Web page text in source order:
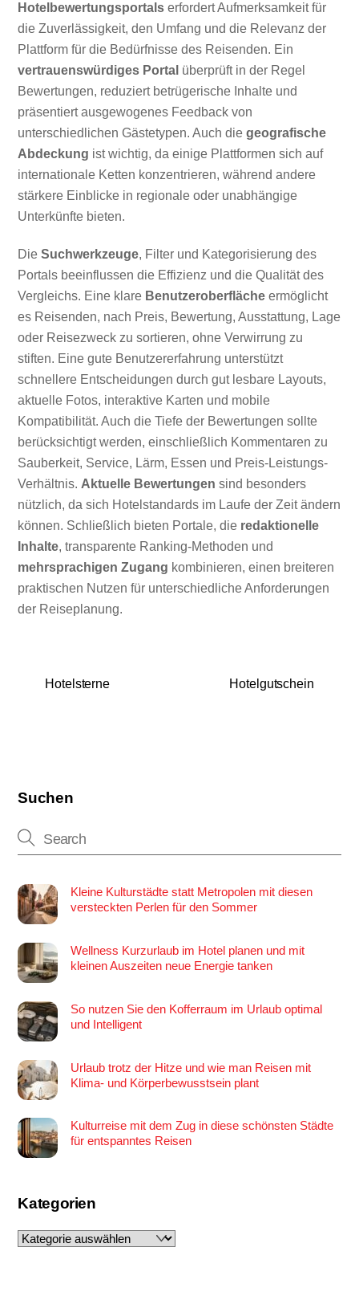
Hotelbewertungsportals erfordert Aufmerksamkeit für
die Zuverlässigkeit, den Umfang und die Relevanz der
Plattform für die Bedürfnisse des Reisenden. Ein
vertrauenswürdiges Portal überprüft in der Regel
Bewertungen, reduziert betrügerische Inhalte und
präsentiert ausgewogenes Feedback von
unterschiedlichen Gästetypen. Auch diegeografische
Abdeckung ist wichtig, da einige Plattformen sich auf
internationale Ketten konzentrieren, während andere
stärkere Einblicke in regionale oder unabhängige
Unterkünfte bieten.
DieSuchwerkzeuge, Filter und Kategorisierung des
Portals beeinflussen die Effizienz und die Qualität des
Vergleichs. Eine klare Benutzeroberfläche ermöglicht
es Reisenden, nach Preis, Bewertung, Ausstattung, Lage
oder Reisezweck zu sortieren, ohne Verwirrung zu
stiften. Eine gute Benutzererfahrung unterstützt
schnellere Entscheidungen durch gut lesbare Layouts,
aktuelle Fotos, interaktive Karten und mobile
Kompatibilität. Auch die Tiefe der Bewertungen sollte
berücksichtigt werden, einschließlich Kommentaren zu
Sauberkeit, Service, Lärm, Essen und Preis-Leistungs-
Verhältnis. Aktuelle Bewertungen sind besonders
nützlich, da sich Hotelstandards im Laufe der Zeit ändern
können. Schließlich bieten Portale, die redaktionelle
Inhalte, transparente Ranking-Methoden und
mehrsprachigen Zugang kombinieren, einen breiteren
praktischen Nutzen für unterschiedliche Anforderungen
der Reiseplanung.
Hotelsterne Hotelgutschein
Suchen
Kleine Kulturstädte statt Metropolen mit diesen
versteckten Perlen für den Sommer
Wellness Kurzurlaub im Hotel planen und mit
kleinen Auszeiten neue Energie tanken
So nutzen Sie den Kofferraum im Urlaub optimal
und Intelligent
Urlaub trotz der Hitze und wie man Reisen mit
Klima- und Körperbewusstsein plant
Kulturreise mit dem Zug in diese schönsten Städte
für entspanntes Reisen
Kategorien
Kategorien